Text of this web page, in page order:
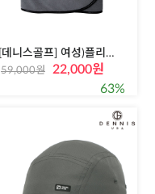
[데니스골프] 여성)플리스 치마담요
59,000원
22,000원
63%